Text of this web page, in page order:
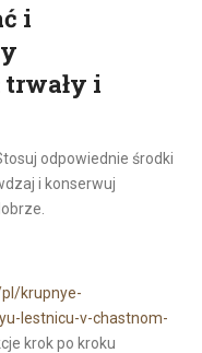
i
i
odpowiednie środki
i konserwuj
krupnye-
lestnicu-v-chastnom-
krok po kroku